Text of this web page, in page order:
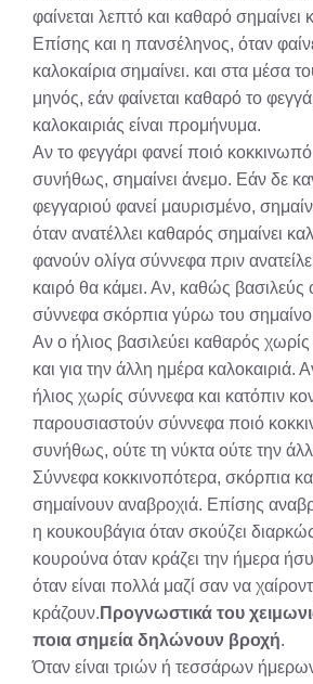
φαίνεται λεπτό και καθαρό σημαίνει
Επίσης και η πανσέληνος, όταν
καλοκαίρια σημαίνει. και στα μέσα
μηνός, εάν φαίνεται καθαρό το
καλοκαιριάς είναι προμήνυμα.
Αν το φεγγάρι φανεί ποιό κοκκινωπό
συνήθως, σημαίνει άνεμο. Εάν δε
φεγγαριού φανεί μαυρισμένο,
όταν ανατέλλει καθαρός σημαίνει
φανούν ολίγα σύννεφα πριν
καιρό θα κάμει. Αν, καθώς
σύννεφα σκόρπια γύρω του
Αν ο ήλιος βασιλεύει καθαρός
και για την άλλη ημέρα καλοκαιριά.
ήλιος χωρίς σύννεφα και κατόπιν
παρουσιαστούν σύννεφα ποιό
συνήθως, ούτε τη νύκτα ούτε την
Σύννεφα κοκκινοπότερα, σκόρπια
σημαίνουν αναβροχιά. Επίσης
η κουκουβάγια όταν σκούζει
κουρούνα όταν κράζει την ήμερα
όταν είναι πολλά μαζί σαν να
κράζουν. Προγνωστικά του
ποια σημεία δηλώνουν βροχή.
Όταν είναι τριών ή τεσσάρων